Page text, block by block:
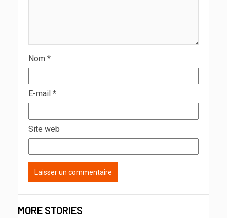
Nom *
E-mail *
Site web
MORE STORIES